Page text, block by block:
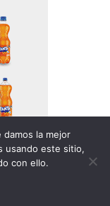
la mejor
usando este sitio,
con ello.